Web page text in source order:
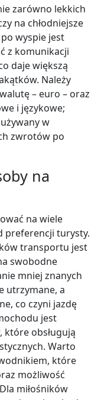
zarówno lekkich
na chłodniejsze
wyspie jest
z komunikacji
daje większą
Należy
– euro – oraz
i językowe;
w
zwrotów po
na
na wiele
preferencji turysty.
transportu jest
swobodne
mniej znanych
utrzymane, a
co czyni jazdę
jest
obsługują
Warto
które
możliwość
miłośników